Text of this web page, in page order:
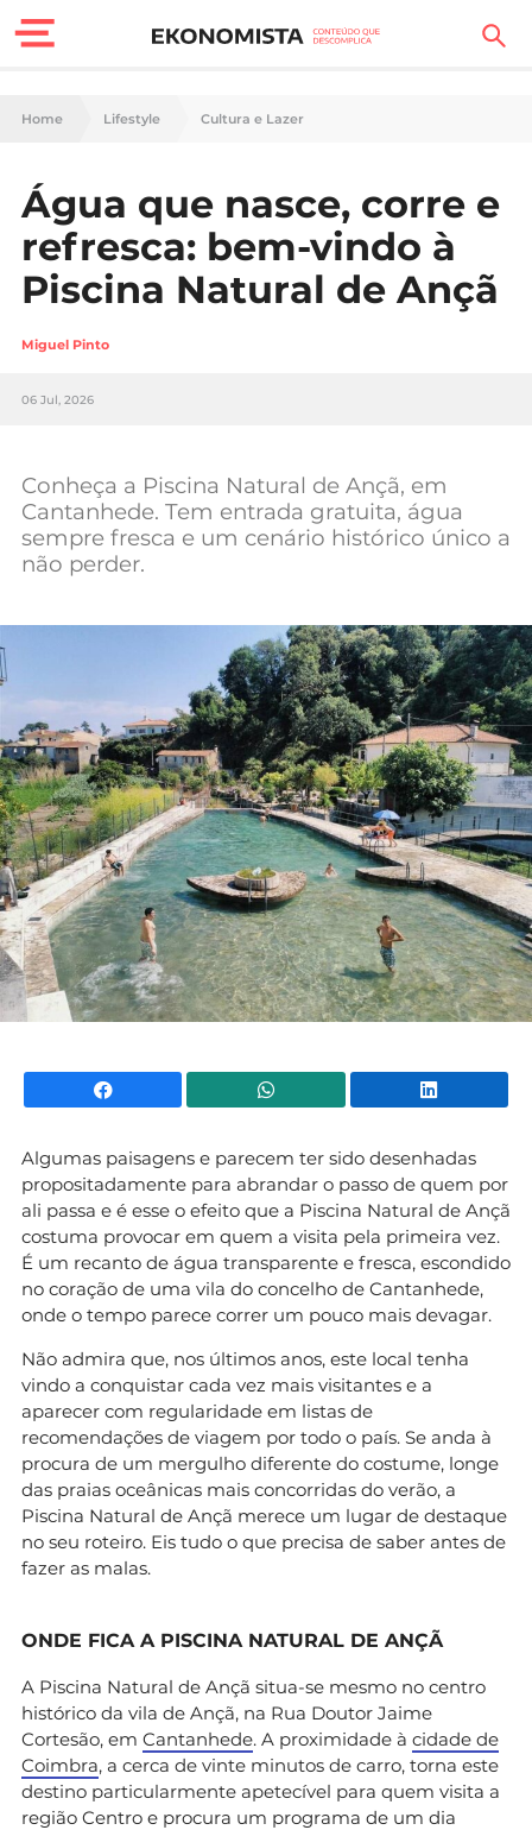
Finanças Pessoais
Carreira
Casa
Lifestyle
Sociedade
Negócios
Mundial 2026
Home Lifestyle Cultura e Lazer
Água que nasce, corre e
refresca: bem-vindo à
Piscina Natural de Ançã
Miguel Pinto
06 Jul, 2026
Conheça a Piscina Natural de Ançã, em
Cantanhede. Tem entrada gratuita, água
sempre fresca e um cenário histórico único a
não perder.
Facebook WhatsApp
Algumas paisagens e parecem ter sido desenhadas
propositadamente para abrandar o passo de quem por
ali passa e é esse o efeito que a Piscina Natural de Ançã
costuma provocar em quem a visita pela primeira vez.
É um recanto de água transparente e fresca, escondido
no coração de uma vila do concelho de Cantanhede,
onde o tempo parece correr um pouco mais devagar.
Não admira que, nos últimos anos, este local tenha
vindo a conquistar cada vez mais visitantes e a
aparecer com regularidade em listas de
recomendações de viagem por todo o país. Se anda à
procura de um mergulho diferente do costume, longe
das praias oceânicas mais concorridas do verão, a
Piscina Natural de Ançã merece um lugar de destaque
no seu roteiro. Eis tudo o que precisa de saber antes de
fazer as malas.
ONDE FICA A PISCINA NATURAL DE ANÇÃ
A Piscina Natural de Ançã situa-se mesmo no centro
histórico da vila de Ançã, na Rua Doutor Jaime
Cortesão, em Cantanhede. A proximidade à cidade de
Coimbra, a cerca de vinte minutos de carro, torna este
destino particularmente apetecível para quem visita a
região Centro e procura um programa de um dia